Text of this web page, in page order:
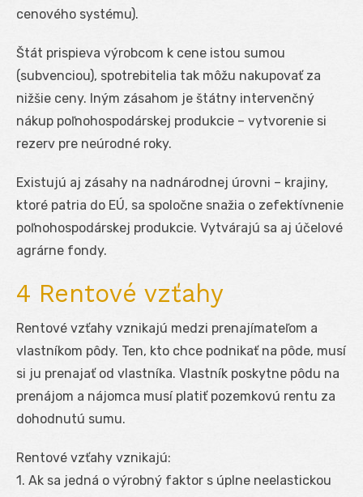
cenového systému).
Štát prispieva výrobcom k cene istou sumou
(subvenciou), spotrebitelia tak môžu nakupovať za
nižšie ceny. Iným zásahom je štátny intervenčný
nákup poľnohospodárskej produkcie – vytvorenie si
rezerv pre neúrodné roky.
Existujú aj zásahy na nadnárodnej úrovni – krajiny,
ktoré patria do EÚ, sa spoločne snažia o zefektívnenie
poľnohospodárskej produkcie. Vytvárajú sa aj účelové
agrárne fondy.
4 Rentové vzťahy
Rentové vzťahy vznikajú medzi prenajímateľom a
vlastníkom pôdy. Ten, kto chce podnikať na pôde, musí
si ju prenajať od vlastníka. Vlastník poskytne pôdu na
prenájom a nájomca musí platiť pozemkovú rentu za
dohodnutú sumu.
Rentové vzťahy vznikajú:
1. Ak sa jedná o výrobný faktor s úplne neelastickou